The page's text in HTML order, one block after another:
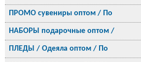
ПРОМО сувениры оптом / По
НАБОРЫ подарочные оптом /
ПЛЕДЫ / Одеяла оптом / По